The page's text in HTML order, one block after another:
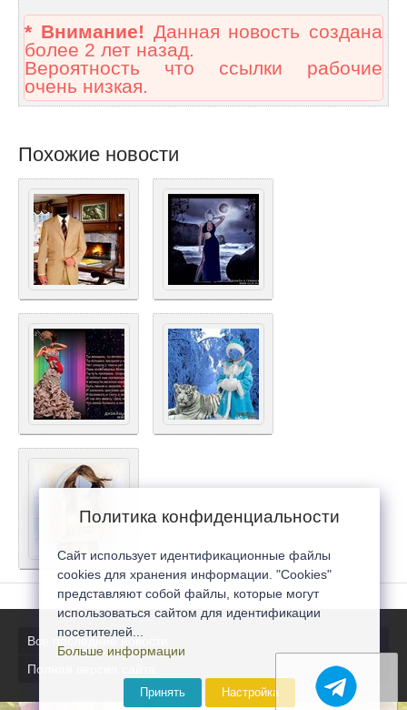
* Внимание! Данная новость создана
более 2 лет назад.
Вероятность что ссылки рабочие
очень низкая.
Похожие новости
Все последние новости
Полная версия сайта
Политика конфиденциальности
Сайт использует идентификационные файлы
cookies для хранения информации. "Cookies"
представляют собой файлы, которые могут
использоваться сайтом для идентификации
посетителей...
Больше информации
Принять Настройка